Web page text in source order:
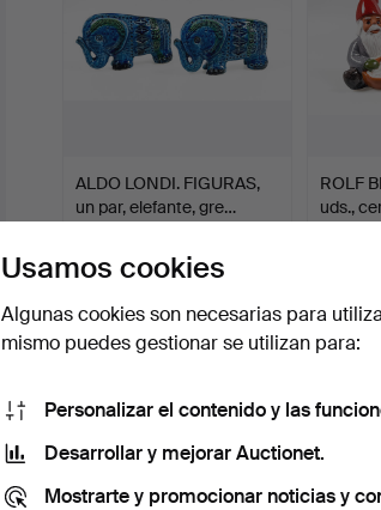
ALDO LONDI. FIGURAS,
un par, elefante, gre…
13 pujas
159 USD
ROLF
uds.,
Usamos cookies
Algunas cookies son necesarias para
mismo puedes gestionar se utilizan para:
Personalizar el contenido y las
Desarrollar y mejorar Auctionet.
Mostrarte y promocionar noticias y